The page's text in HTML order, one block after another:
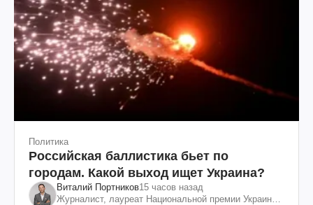
Политика
Российская баллистика бьет по
городам. Какой выход ищет Украина?
Виталий Портников15 часов назад
Журналист, лауреат Национальной премии Украины